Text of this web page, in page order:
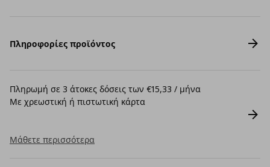
Πληροφορίες προϊόντος
Πληρωμή σε 3 άτοκες δόσεις των €15,33 / μήνα
Με χρεωστική ή πιστωτική κάρτα
Μάθετε περισσότερα